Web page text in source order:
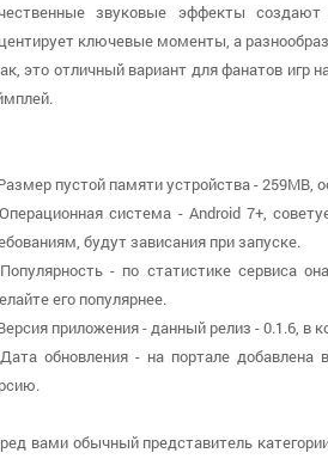
звуковые эффекты
ключевые моменты, а
это отличный вариант для фанатов игр
пустой памяти устройства - 259MB,
система - Android 7+,
будут зависания при запуске.
- по статистике сервиса
его популярнее.
приложения - данный релиз - 0.1.6, в
обновления - на портале добавлена
вами обычный представитель